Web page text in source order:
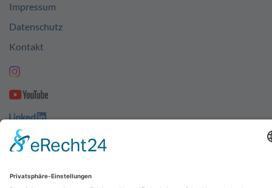
Impressum
Datenschutz
Kontakt